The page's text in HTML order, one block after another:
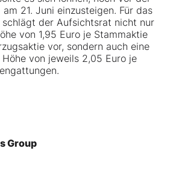
21. Juni einzusteigen. Für das
schlägt der Aufsichtsrat nicht nur
von 1,95 Euro je Stammaktie
vor, sondern auch eine
von jeweils 2,05 Euro je
Group